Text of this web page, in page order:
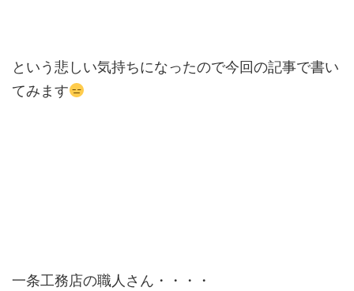
という悲しい気持ちになったので今回の記事で書い
てみます
一条工務店の職人さん・・・・